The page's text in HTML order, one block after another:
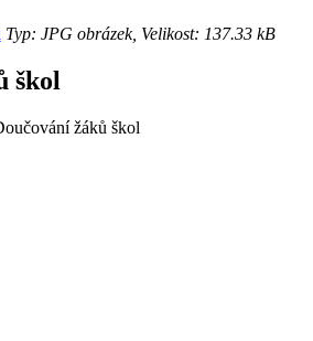
Typ: JPG obrázek, Velikost: 137.33 kB
škol